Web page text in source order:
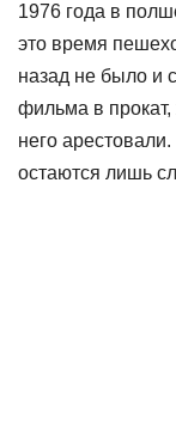
1976 года в
это время
назад не было и
фильма в прокат,
него
остаются лишь